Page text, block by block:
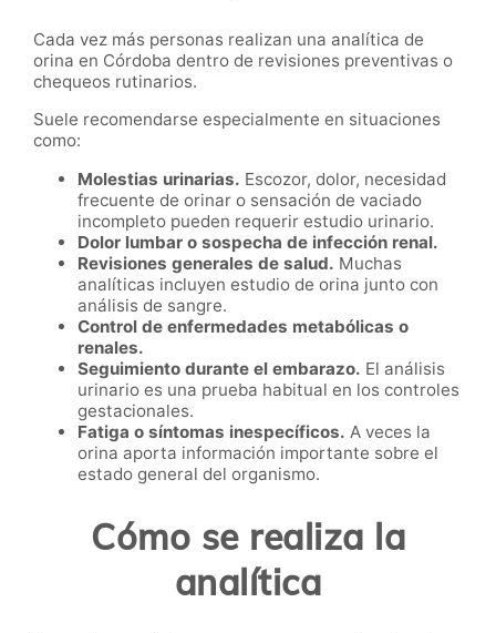
Cada vez más personas realizan una analítica de
orina en Córdoba dentro de revisiones preventivas o
chequeos rutinarios.
Suele recomendarse especialmente en situaciones
como:
Molestias urinarias. Escozor, dolor, necesidad
frecuente de orinar o sensación de vaciado
incompleto pueden requerir estudio urinario.
Dolor lumbar o sospecha de infección renal.
Revisiones generales de salud. Muchas
analíticas incluyen estudio de orina junto con
análisis de sangre.
Control de enfermedades metabólicas o
renales.
Seguimiento durante el embarazo. El análisis
urinario es una prueba habitual en los controles
gestacionales.
Fatiga o síntomas inespecíficos. A veces la
orina aporta información importante sobre el
estado general del organismo.
Cómo se realiza la
analítica